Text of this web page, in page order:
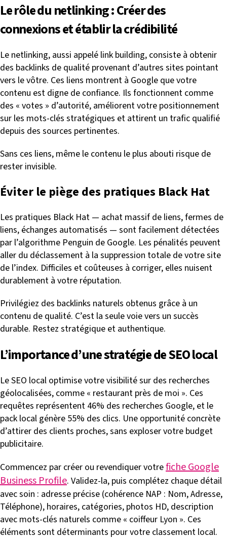
Le rôle du netlinking : Créer des
connexions et établir la crédibilité
Le netlinking, aussi appelé link building, consiste à obtenir
des backlinks de qualité provenant d’autres sites pointant
vers le vôtre. Ces liens montrent à Google que votre
contenu est digne de confiance. Ils fonctionnent comme
des « votes » d’autorité, améliorent votre positionnement
sur les mots-clés stratégiques et attirent un trafic qualifié
depuis des sources pertinentes.
Sans ces liens, même le contenu le plus abouti risque de
rester invisible.
Éviter le piège des pratiques Black Hat
Les pratiques Black Hat — achat massif de liens, fermes de
liens, échanges automatisés — sont facilement détectées
par l’algorithme Penguin de Google. Les pénalités peuvent
aller du déclassement à la suppression totale de votre site
de l’index. Difficiles et coûteuses à corriger, elles nuisent
durablement à votre réputation.
Privilégiez des backlinks naturels obtenus grâce à un
contenu de qualité. C’est la seule voie vers un succès
durable. Restez stratégique et authentique.
L’importance d’une stratégie de SEO local
Le SEO local optimise votre visibilité sur des recherches
géolocalisées, comme « restaurant près de moi ». Ces
requêtes représentent 46% des recherches Google, et le
pack local génère 55% des clics. Une opportunité concrète
d’attirer des clients proches, sans exploser votre budget
publicitaire.
Commencez par créer ou revendiquer votrefiche Google
Business Profile. Validez-la, puis complétez chaque détail
avec soin : adresse précise (cohérence NAP : Nom, Adresse,
Téléphone), horaires, catégories, photos HD, description
avec mots-clés naturels comme « coiffeur Lyon ». Ces
éléments sont déterminants pour votre classement local.